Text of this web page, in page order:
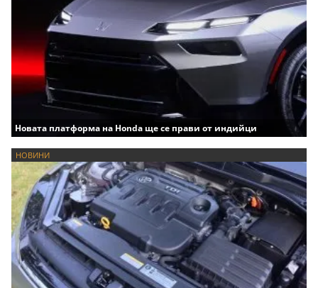
Новата платформа на Honda ще се прави от индийци
НОВИНИ